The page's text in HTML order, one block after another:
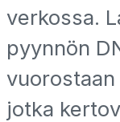
verkossa.
pyynnön
jotka